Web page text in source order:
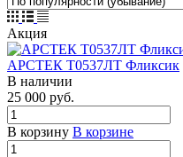
Акция
АРСТЕК Т0537ЛТ Фликсик
В наличии
25 000 руб.
В корзину В корзине